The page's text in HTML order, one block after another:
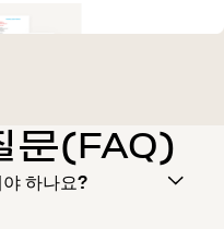
문(FAQ)
하나요?